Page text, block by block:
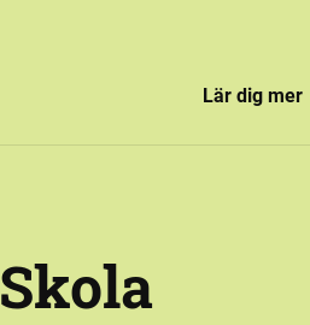
Lär dig mer
Skola